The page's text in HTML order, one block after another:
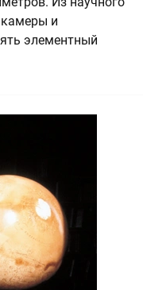
камеры и
элементный